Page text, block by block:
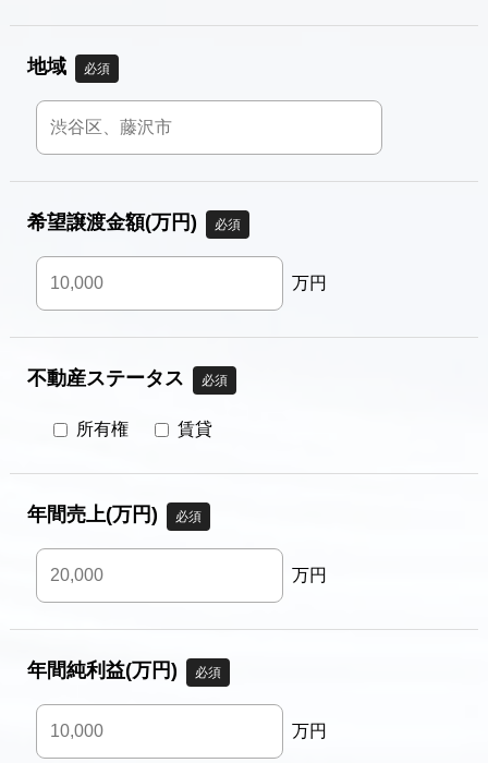
地域 必須
希望譲渡金額(万円) 必須
万円
不動産ステータス 必須
所有権 賃貸
年間売上(万円) 必須
万円
年間純利益(万円) 必須
万円